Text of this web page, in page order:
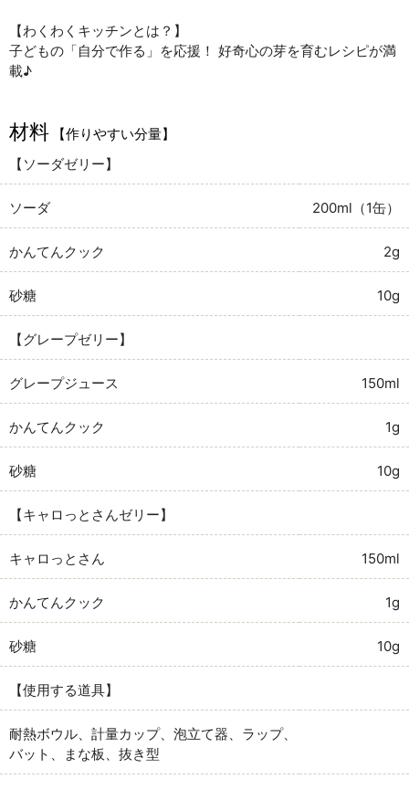
【わくわくキッチンとは？】
子どもの「自分で作る」を応援！ 好奇心の芽を育むレシピが満
載♪
材料
【作りやすい分量】
【ソーダゼリー】
ソーダ 200ml（1缶）
かんてんクック 2g
砂糖 10g
【グレープゼリー】
グレープジュース 150ml
かんてんクック 1g
砂糖 10g
【キャロっとさんゼリー】
キャロっとさん 150ml
かんてんクック 1g
砂糖 10g
【使用する道具】
耐熱ボウル、計量カップ、泡立て器、ラップ、
バット、まな板、抜き型